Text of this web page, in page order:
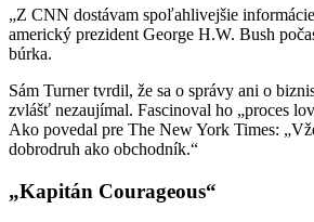
„Z CNN dostávam spoľahlivejšie
americký prezident George H.W. Bush
búrka.
Sám Turner tvrdil, že sa o správy ani o
zvlášť nezaujímal. Fascinoval ho „proces
Ako povedal pre The New York Times:
dobrodruh ako obchodník.“
„Kapitán Courageous“